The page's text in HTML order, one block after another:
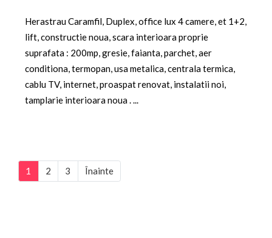
Herastrau Caramfil, Duplex, office lux 4 camere, et 1+2,
lift, constructie noua, scara interioara proprie
suprafata : 200mp, gresie, faianta, parchet, aer
conditiona, termopan, usa metalica, centrala termica,
cablu TV, internet, proaspat renovat, instalatii noi,
tamplarie interioara noua . ...
1 2 3 Înainte